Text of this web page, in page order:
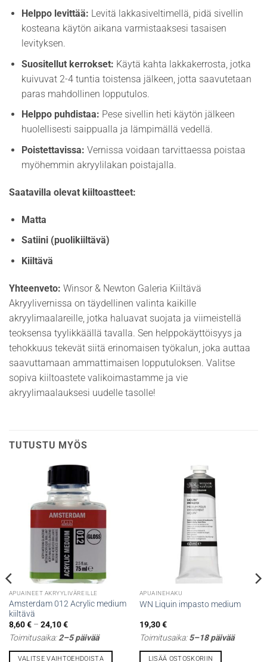
Helppo levittää: Levitä lakkasiveltimellä, pidä sivellin
kosteana käytön aikana varmistaaksesi tasaisen
levityksen.
Suositellut kerrokset: Käytä kahta lakkakerrosta, jotka
kuivuvat 2-4 tuntia toistensa jälkeen, jotta saavutetaan
paras mahdollinen lopputulos.
Helppo puhdistaa: Pese sivellin heti käytön jälkeen
huolellisesti saippualla ja lämpimällä vedellä.
Poistettavissa: Vernissa voidaan tarvittaessa poistaa
myöhemmin akryylilakan poistajalla.
Saatavilla olevat kiiltoastteet:
Matta
Satiini (puolikiiltävä)
Kiiltävä
Yhteenveto: Winsor & Newton Galeria Kiiltävä
Akryylivernissa on täydellinen valinta kaikille
akryylimaalareille, jotka haluavat suojata ja viimeistellä
teoksensa tyylikkäällä tavalla. Sen helppokäyttöisyys ja
tehokkuus tekevät siitä erinomaisen työkalun, joka auttaa
saavuttamaan ammattimaisen lopputuloksen. Valitse
sopiva kiiltoastete valikoimastamme ja vie
akryylimaalauksesi uudelle tasolle!
TUTUSTU MYÖS
APUAINEET AKRYYLIVÄREILLE
Amsterdam 012 Acrylic medium
kiiltävä
8,60€ – 24,10€Hintaluokka:
8,60 €
-
Toimitusaika:2–5 päivää
VALITSE VAIHTOEHDOISTA
APUAINEHAKU
WN Liquin impasto medium
19,30€
Toimitusaika:5–18 päivää
LISÄÄ OSTOSKORIIN